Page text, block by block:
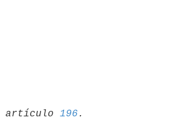
artículo 196